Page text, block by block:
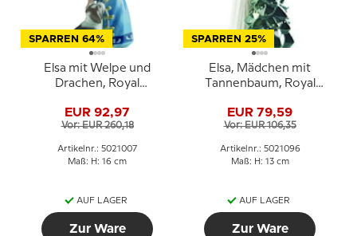
SPARREN 64%
Elsa mit Welpe und
Drachen, Royal
007
EUR 92,97
Vor: EUR 260,18
Artikelnr.: 5021007
Maß: H: 16 cm
AUF LAGER
Zur Ware
SPARREN 25%
Elsa, Mädchen mit
Tannenbaum, Royal
096
EUR 79,59
Vor: EUR 106,35
Artikelnr.: 5021096
Maß: H: 13 cm
AUF LAGER
Zur Ware